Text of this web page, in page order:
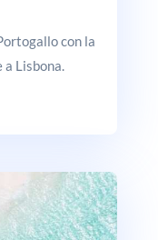
con la
Lisbona.